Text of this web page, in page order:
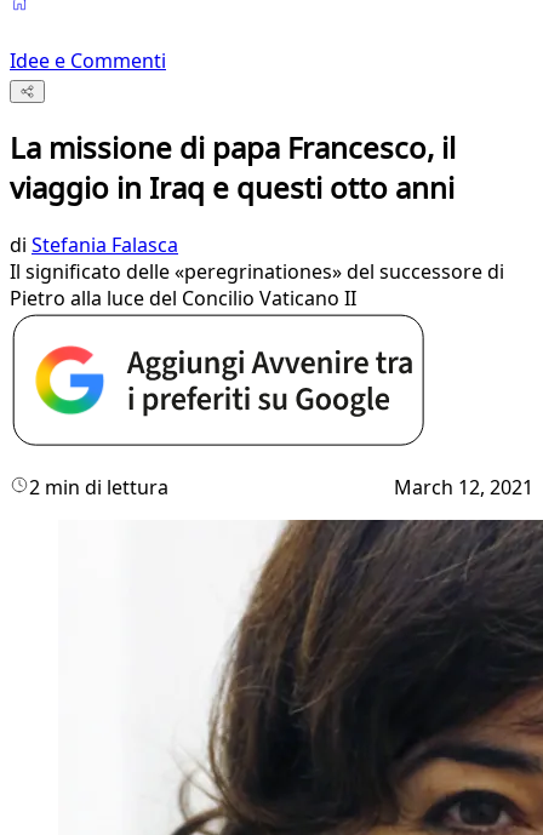
Idee e Commenti
La missione di papa Francesco, il
viaggio in Iraq e questi otto anni
di Stefania Falasca
Il significato delle «peregrinationes» del successore di
Pietro alla luce del Concilio Vaticano II
2 min di lettura March 12, 2021